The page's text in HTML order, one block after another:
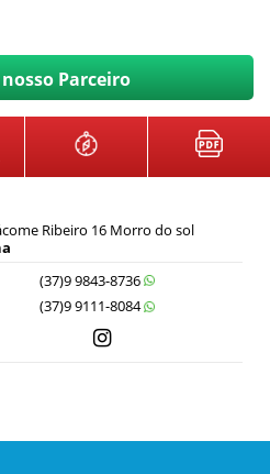
Parceiro
Ribeiro 16 Morro do sol
(37)9 9843-8736
(37)9 9111-8084